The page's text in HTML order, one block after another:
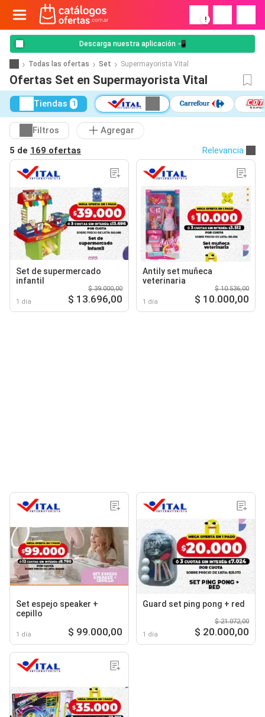
!
Descarga nuestra aplicación 📲
Todas las ofertas Set Supermayorista Vital
Ofertas Set en Supermayorista Vital
Tiendas 1
Filtros
Agregar
5 de 169 ofertas Relevancia
Set de supermercado
infantil
1 día
$ 39.000,00
$ 13.696,00
Antily set muñeca
veterinaria
1 día
$ 10.536,00
$ 10.000,00
Set espejo speaker +
cepillo
1 día $ 99.000,00
Guard set ping pong + red
1 día
$ 21.072,00
$ 20.000,00